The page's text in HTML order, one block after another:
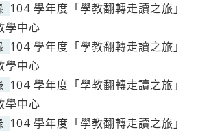
104 學年度「學教翻轉走讀之旅」
學中心
104 學年度「學教翻轉走讀之旅」
學中心
104 學年度「學教翻轉走讀之旅」
學中心
104 學年度「學教翻轉走讀之旅」